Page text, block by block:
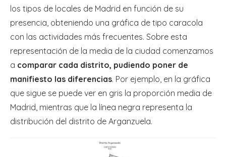
los tipos de locales de Madrid en función de su
presencia, obteniendo una gráfica de tipo caracola
con las actividades más frecuentes. Sobre esta
representación de la media de la ciudad comenzamos
a comparar cada distrito, pudiendo poner de
manifiesto las diferencias. Por ejemplo, en la gráfica
que sigue se puede ver en gris la proporción media de
Madrid, mientras que la línea negra representa la
distribución del distrito de Arganzuela.